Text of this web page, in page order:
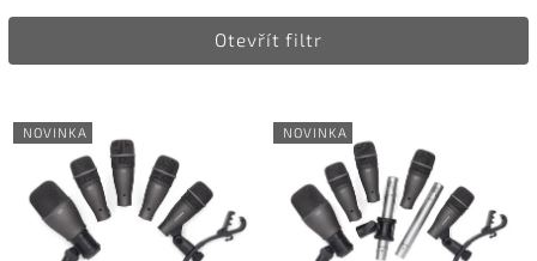
Nejdražší
Otevřít filtr
NOVINKA NOVINKA